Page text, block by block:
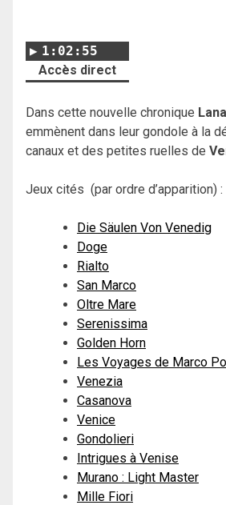
1:02:55
Accès direct
Dans cette nouvelle chronique Lana
emmènent dans leur gondole à la
canaux et des petites ruelles de
Jeux cités (par ordre d’apparition) :
Die Säulen Von Venedig
Doge
Rialto
San Marco
Oltre Mare
Serenissima
Golden Horn
Les Voyages de Marco
Venezia
Casanova
Venice
Gondolieri
Intrigues à Venise
Murano : Light Master
Mille Fiori